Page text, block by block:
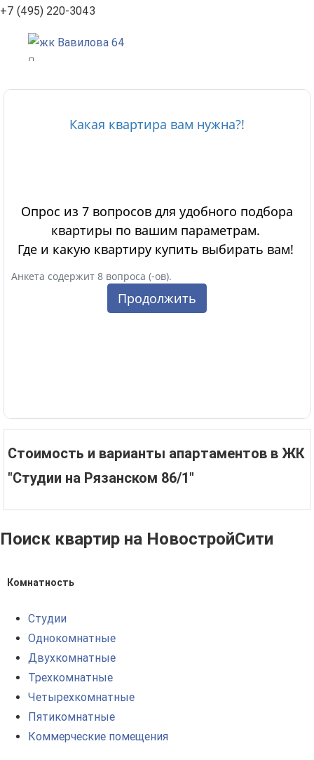
+7 (495) 220-3043
Стоимость и варианты апартаментов в ЖК
"Студии на Рязанском 86/1"
Поиск квартир на НовостройСити
Комнатность
Студии
Однокомнатные
Двухкомнатные
Трехкомнатные
Четырехкомнатные
Пятикомнатные
Коммерческие помещения